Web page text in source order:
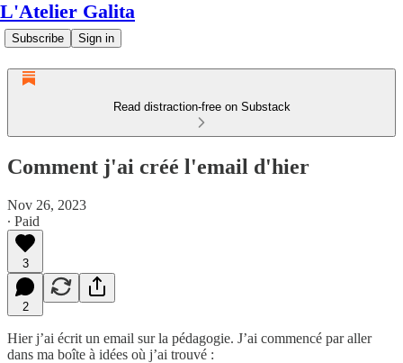
L'Atelier Galita
Subscribe Sign in
Read distraction-free on Substack
Comment j'ai créé l'email d'hier
Nov 26, 2023
∙ Paid
3
2
Hier j’ai écrit un email sur la pédagogie. J’ai commencé par aller
dans ma boîte à idées où j’ai trouvé :